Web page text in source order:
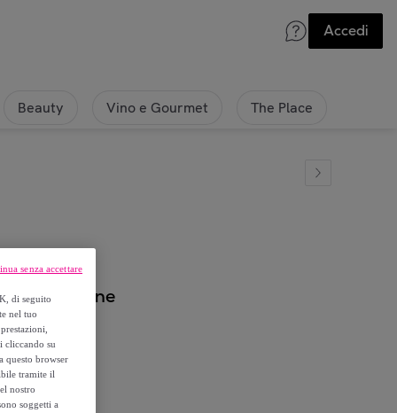
Accedi
Beauty Vino e Gourmet The Place
ad ardiglione
di seguito
nel tuo
cliccando su
questo browser
tramite il
nostro
soggetti a
senza accettare